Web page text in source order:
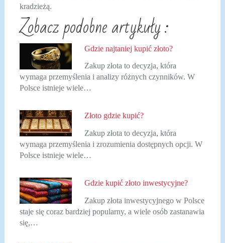
kradzieżą.
Zobacz podobne artykuły :
Gdzie najtaniej kupić złoto?
Zakup złota to decyzja, która
wymaga przemyślenia i analizy różnych czynników. W
Polsce istnieje wiele…
Złoto gdzie kupić?
Zakup złota to decyzja, która
wymaga przemyślenia i zrozumienia dostępnych opcji. W
Polsce istnieje wiele…
Gdzie kupić złoto inwestycyjne?
Zakup złota inwestycyjnego w Polsce
staje się coraz bardziej popularny, a wiele osób zastanawia
się,…